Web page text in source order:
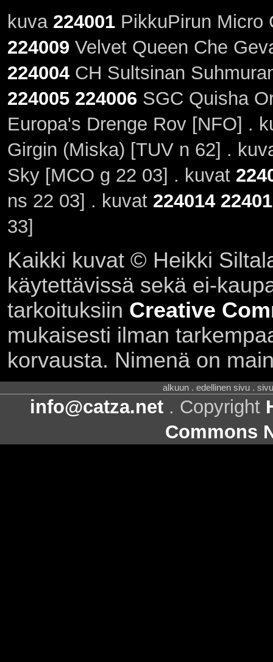
kuva 224001PikkuPirun Micro
224009 Velvet Queen Che
224004CH Sultsinan
224005 224006SGC Quisha
Europa's Drenge Rov [NFO] .
Girgin (Miska) [TUV n 62] .
Sky [MCO g 22 03] . kuvat
ns 22 03] . kuvat 224014
33]
Kaikki kuvat © Heikki
käytettävissä sekä ei-
tarkoituksiin Creative
mukaisesti ilman
korvausta. Nimenä on
alkuun . edellinen sivu .
info@catza.net . Copyright
Commons